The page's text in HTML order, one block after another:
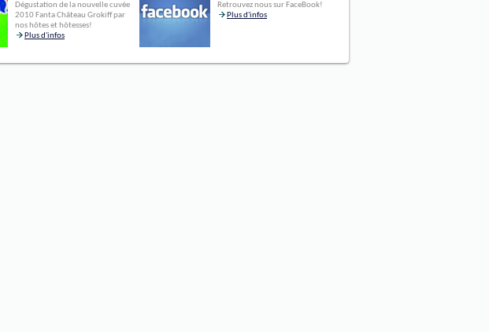
Dégustation de la nouvelle cuvée
2010 Fanta Château Grokiff par
nos hôtes et hôtesses!
Plus d'infos
Retrouvez nous sur FaceBook!
Plus d'infos